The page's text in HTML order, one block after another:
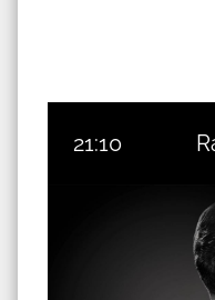
21:10